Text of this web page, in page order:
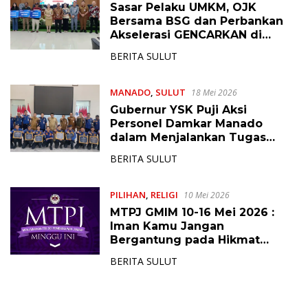
Sasar Pelaku UMKM, OJK
Bersama BSG dan Perbankan
Akselerasi GENCARKAN di
BERITA SULUT
MANADO, SULUT 18 Mei 2026
Gubernur YSK Puji Aksi
Personel Damkar Manado
dalam Menjalankan Tugas
BERITA SULUT
PILIHAN, RELIGI 10 Mei 2026
MTPJ GMIM 10-16 Mei 2026 :
Iman Kamu Jangan
Bergantung pada Hikmat
Allah
BERITA SULUT